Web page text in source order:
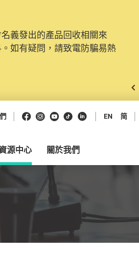
義發出的產品回收相關來
如有疑問，請致電防騙易熱
。由2025年11月10日起，
訴、查詢及建議。所有提交
Facebook
Instagram
Youtube
抖音領英 EN 简
源中心 關於我們